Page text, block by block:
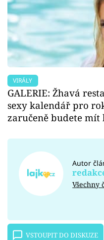
VIRÁLY
GALERIE: Žhavá
sexy kalendář pro
zaručeně budete mít
Autor
Všechny
VSTOUPIT DO DISKUZE